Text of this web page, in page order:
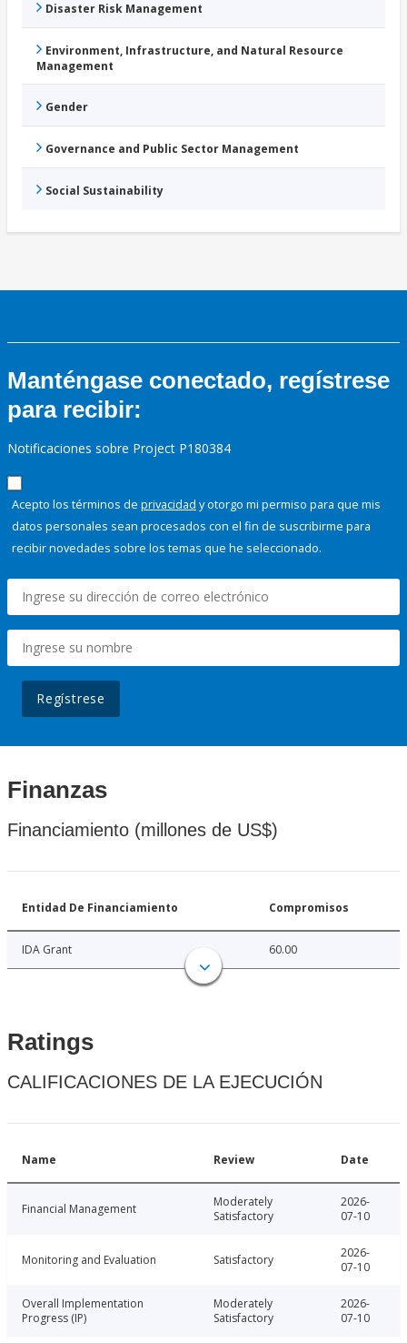
Disaster Risk Management
Environment, Infrastructure, and Natural Resource
Management
Gender
Governance and Public Sector Management
Social Sustainability
Manténgase conectado, regístrese
para recibir:
Notificaciones sobre Project P180384
Acepto los términos de privacidad y otorgo mi permiso para que mis
datos personales sean procesados con el fin de suscribirme para
recibir novedades sobre los temas que he seleccionado.
Regístrese
Finanzas
Financiamiento (millones de US$)
Entidad De Financiamiento Compromisos
IDA Grant 60.00
Ratings
CALIFICACIONES DE LA EJECUCIÓN
Name Review Date
Financial Management
Moderately
Satisfactory
2026-
07-10
Monitoring and Evaluation Satisfactory
2026-
07-10
Overall Implementation
Progress (IP)
Moderately
Satisfactory
2026-
07-10